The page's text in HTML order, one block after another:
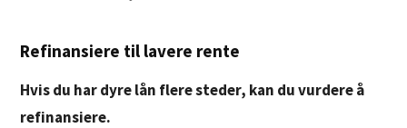
Refinansiere til lavere rente
Hvis du har dyre lån flere steder, kan du vurdere å
refinansiere.